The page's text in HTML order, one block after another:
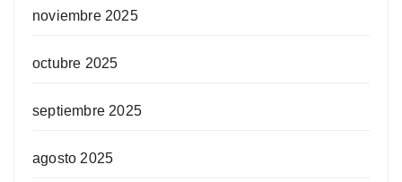
noviembre 2025
octubre 2025
septiembre 2025
agosto 2025